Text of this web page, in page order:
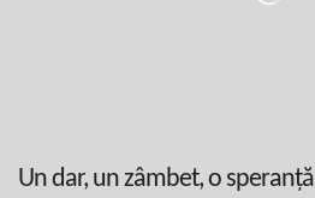
Un dar, un zâmbet, o speranță